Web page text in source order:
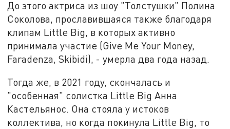
До этого актриса из шоу "Толстушки" Полина
Соколова, прославившаяся также благодаря
клипам Little Big, в которых активно
принимала участие (Give Me Your Money,
Faradenza, Skibidi), - умерла два года назад.
Тогда же, в 2021 году, скончалась и
"особенная" солистка Little Big Анна
Кастельянос. Она стояла у истоков
коллектива, но когда покинула Little Big, то